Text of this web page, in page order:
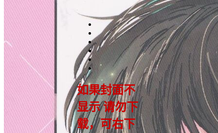
如果封面不
显示 请勿下
载，可右下